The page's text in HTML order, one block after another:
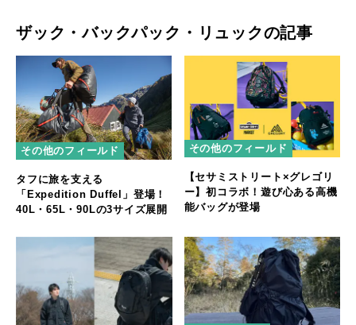
ザック・バックパック・リュックの記事
その他のフィールド
タフに旅を支える
「Expedition Duffel」登場！
40L・65L・90Lの3サイズ展開
その他のフィールド
【セサミストリート×グレゴリ
ー】初コラボ！遊び心ある高機
能バッグが登場